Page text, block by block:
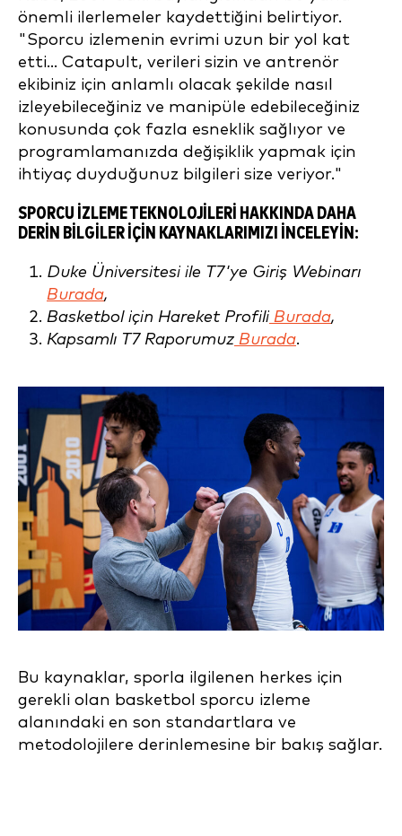
önemli ilerlemeler kaydettiğini belirtiyor.
"Sporcu izlemenin evrimi uzun bir yol kat
etti... Catapult, verileri sizin ve antrenör
ekibiniz için anlamlı olacak şekilde nasıl
izleyebileceğiniz ve manipüle edebileceğiniz
konusunda çok fazla esneklik sağlıyor ve
programlamanızda değişiklik yapmak için
ihtiyaç duyduğunuz bilgileri size veriyor."
SPORCU IZLEME TEKNOLOJILERI HAKKINDA DAHA
DERIN BILGILER IÇIN KAYNAKLARIMIZI INCELEYIN:
Duke Üniversitesi ile T7'ye Giriş Webinarı
Burada,
Basketbol için Hareket Profili Burada,
Kapsamlı T7 Raporumuz Burada.
Bu kaynaklar, sporla ilgilenen herkes için
gerekli olan basketbol sporcu izleme
alanındaki en son standartlara ve
metodolojilere derinlemesine bir bakış sağlar.